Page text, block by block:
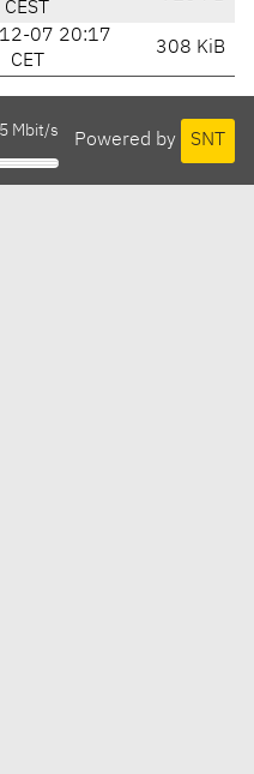
CEST
07 20:17
CET
308 KiB
Powered by SNT
Mbit/s